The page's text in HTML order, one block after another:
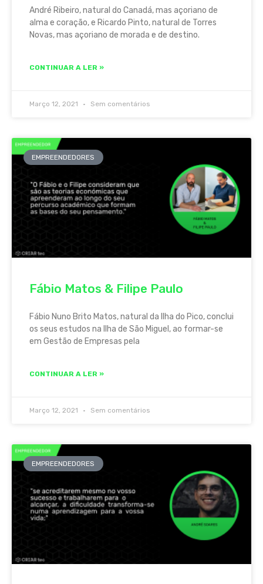
André Ribeiro, natural do Canadá, mas açoriano de
alma e coração, e Ricardo Pinto, natural de Torres
Novas, mas açoriano de morada e de destino.
CONTINUAR A LER »
Março 12, 2021 Sem comentários
EMPREENDEDORES
Fábio Matos & Filipe Paulo
Fábio Nuno Brito Matos, natural da Ilha do Pico, conclui
os seus estudos na Ilha de São Miguel, ao formar-se
em Gestão de Empresas pela
CONTINUAR A LER »
Março 12, 2021 Sem comentários
EMPREENDEDORES